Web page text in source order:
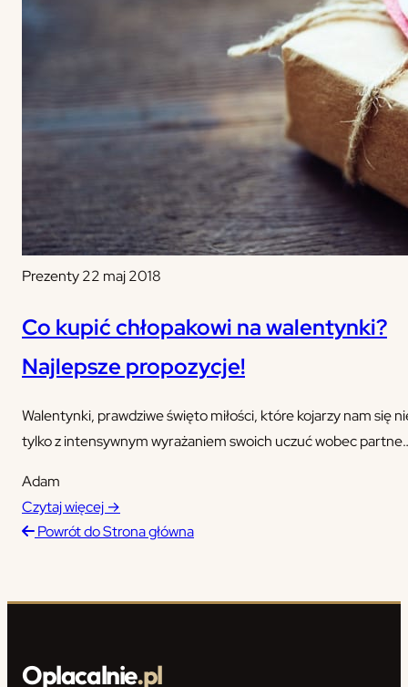
Prezenty22 maj 2018
Co kupić chłopakowi na walentynki?
Najlepsze propozycje!
Walentynki, prawdziwe święto miłości, które kojarzy nam się
tylko z intensywnym wyrażaniem swoich uczuć wobec
czymś obdarowywać. Jeśli nie masz pomysłu na ciekawy
prezent walentynkowy dla swojego chłopaka, to już spieszymy
z pomocą! Oto kilka wybranych, według nas najlepszych,
Adam
Czytaj więcej →
Powrót do Strona główna
Oplacalnie.pl